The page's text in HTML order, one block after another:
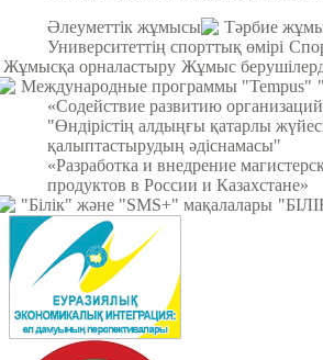
Әлеуметтік жұмысы
Тәрбие
Университеттің спорттық өмірі
Жұмысқа орналастыру Жұмыс
Международные программы "Tempus"
«Содействие развитию
"Өндірістің алдыңғы қатарлы
қалыптастырудың әдіснамасы"
«Разработка и внедрение
продуктов в России и Казахстане»
"Білік" және "SMS+" мақалалары